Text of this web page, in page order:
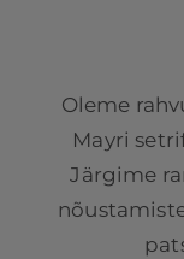
Oleme
Mayri
Järgime